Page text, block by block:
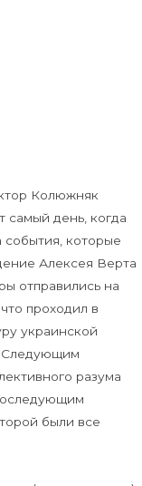
Колюжняк
самый день, когда
которые
Алексея Верта
отправились на
проходил в
украинской
Следующим
разума
были все